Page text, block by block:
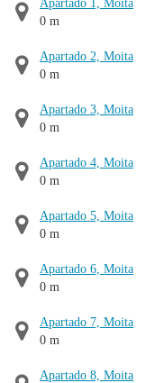
Apartado 1, Moita
0 m
Apartado 2, Moita
0 m
Apartado 3, Moita
0 m
Apartado 4, Moita
0 m
Apartado 5, Moita
0 m
Apartado 6, Moita
0 m
Apartado 7, Moita
0 m
Apartado 8, Moita